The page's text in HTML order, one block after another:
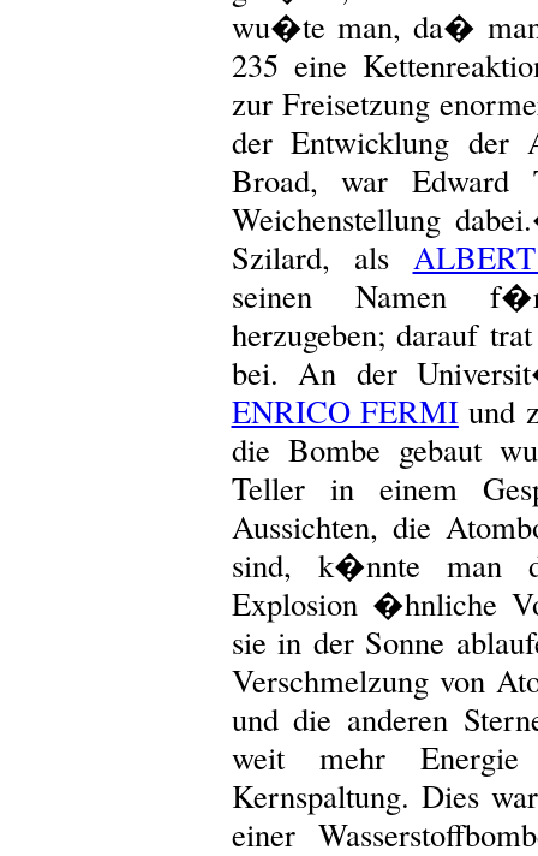
wu�te man, da�
235 eine
zur Freisetzung
der Entwicklung der
Broad, war
Weichenstellung
Szilard, als
seinen Namen
herzugeben; darauf
bei. An der
ENRICO FERMIund
die Bombe gebaut
Teller in einem
Aussichten, die
sind, k�nnte man
Explosion �hnliche
sie in der Sonne
Verschmelzung von
und die anderen
weit mehr
Kernspaltung. Dies
einer